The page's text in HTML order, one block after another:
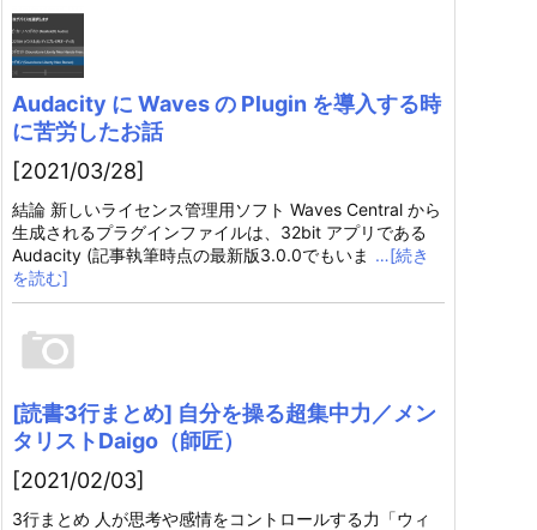
Audacity に Waves の Plugin を導入する時
に苦労したお話
[2021/03/28]
結論 新しいライセンス管理用ソフト Waves Central から
生成されるプラグインファイルは、32bit アプリである
Audacity (記事執筆時点の最新版3.0.0でもいま …[続き
を読む]
[読書3行まとめ] 自分を操る超集中力／メン
タリストDaigo（師匠）
[2021/02/03]
3行まとめ 人が思考や感情をコントロールする力「ウィ